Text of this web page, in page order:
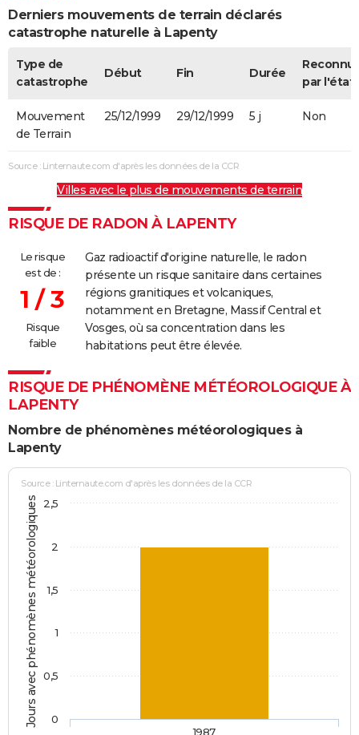
Derniers mouvements de terrain déclarés
catastrophe naturelle à Lapenty
Type de
catastrophe
Début Fin Durée
par l'état
Mouvement
de Terrain
25/12/1999 29/12/1999 5 j Non
Source : Linternaute.com d'après les données de la CCR
Villes avec le plus de mouvements de terrain
RISQUE DE RADON À LAPENTY
Le risque
est de :
1 / 3
Risque
faible
Gaz radioactif d'origine naturelle, le radon
présente un risque sanitaire dans certaines
régions granitiques et volcaniques,
notamment en Bretagne, Massif Central et
Vosges, où sa concentration dans les
habitations peut être élevée.
RISQUE DE PHÉNOMÈNE MÉTÉOROLOGIQUE À
LAPENTY
Nombre de phénomènes météorologiques à
Lapenty
Jours avec phénomènes météorologiques
Source : Linternaute.com d'après les données de la CCR
1987
0
0,5
1
1,5
2
2,5